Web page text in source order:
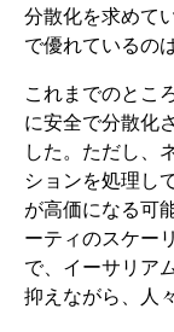
分散化を求めて
で優れているの
これまでのとこ
に安全で分散化
した。ただし、
ションを処理し
が高価になる可
ーティのスケー
で、イーサリア
抑えながら、人